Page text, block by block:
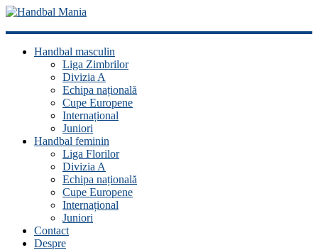
Handbal
ManiaHandbal masculin
Liga Zimbrilor
Divizia A
Echipa națională
Cupe Europene
Internațional
Juniori
Handbal feminin
Liga Florilor
Divizia A
Echipa națională
Cupe Europene
Internațional
Juniori
Contact
Despre